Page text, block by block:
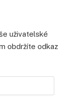
uživatelské
obdržíte odkaz